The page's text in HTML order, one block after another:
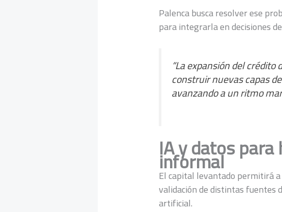
Palenca busca resolver ese
para integrarla en decisiones
“La expansión del
construir nuevas capas
avanzando a un ritmo
IA y datos
informal
El capital levantado permitirá a
validación de distintas fuentes
artificial.